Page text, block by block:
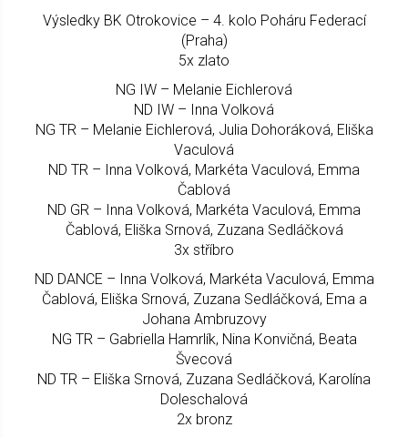
Výsledky BK Otrokovice – 4. kolo Poháru Federací
(Praha)
5x zlato
NG IW – Melanie Eichlerová
ND IW – Inna Volková
NG TR – Melanie Eichlerová, Julia Dohoráková, Eliška
Vaculová
ND TR – Inna Volková, Markéta Vaculová, Emma
Čablová
ND GR – Inna Volková, Markéta Vaculová, Emma
Čablová, Eliška Srnová, Zuzana Sedláčková
3x stříbro
ND DANCE – Inna Volková, Markéta Vaculová, Emma
Čablová, Eliška Srnová, Zuzana Sedláčková, Ema a
Johana Ambruzovy
NG TR – Gabriella Hamrlík, Nina Konvičná, Beata
Švecová
ND TR – Eliška Srnová, Zuzana Sedláčková, Karolína
Doleschalová
2x bronz